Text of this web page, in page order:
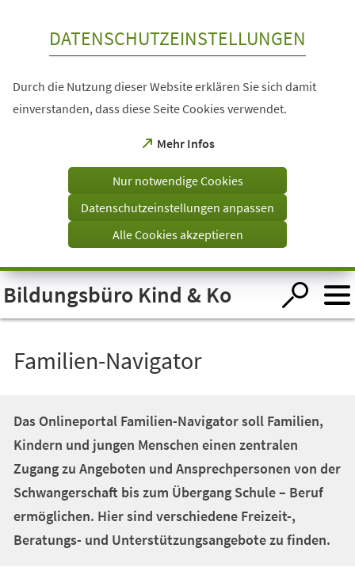
DATENSCHUTZEINSTELLUNGEN
Durch die Nutzung dieser Website erklären Sie sich damit
einverstanden, dass diese Seite Cookies verwendet.
Mehr Infos
(Öffnet
einem
Tab)
Nur notwendige Cookies
Datenschutzeinstellungen anpassen
Alle Cookies akzeptieren
Bildungsbüro Kind & Ko
Familien-Navigator
Das Onlineportal Familien-Navigator soll Familien,
Kindern und jungen Menschen einen zentralen
Zugang zu Angeboten und Ansprechpersonen von der
Schwangerschaft bis zum Übergang Schule – Beruf
ermöglichen. Hier sind verschiedene Freizeit-,
Beratungs- und Unterstützungsangebote zu finden.